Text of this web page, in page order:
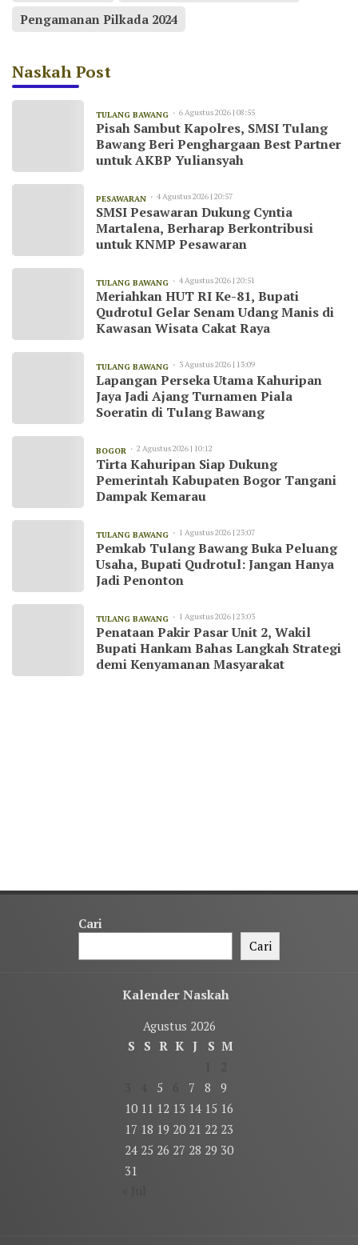
Pengamanan Pilkada 2024
Naskah Post
TULANG BAWANG 6 Agustus 2026 | 08:55
Pisah Sambut Kapolres, SMSI Tulang
Bawang Beri Penghargaan Best Partner
untuk AKBP Yuliansyah
PESAWARAN 4 Agustus 2026 | 20:57
SMSI Pesawaran Dukung Cyntia
Martalena, Berharap Berkontribusi
untuk KNMP Pesawaran
TULANG BAWANG 4 Agustus 2026 | 20:51
Meriahkan HUT RI Ke-81, Bupati
Qudrotul Gelar Senam Udang Manis di
Kawasan Wisata Cakat Raya
TULANG BAWANG 3 Agustus 2026 | 13:09
Lapangan Perseka Utama Kahuripan
Jaya Jadi Ajang Turnamen Piala
Soeratin di Tulang Bawang
BOGOR 2 Agustus 2026 | 10:12
Tirta Kahuripan Siap Dukung
Pemerintah Kabupaten Bogor Tangani
Dampak Kemarau
TULANG BAWANG 1 Agustus 2026 | 23:07
Pemkab Tulang Bawang Buka Peluang
Usaha, Bupati Qudrotul: Jangan Hanya
Jadi Penonton
TULANG BAWANG 1 Agustus 2026 | 23:03
Penataan Pakir Pasar Unit 2, Wakil
Bupati Hankam Bahas Langkah Strategi
demi Kenyamanan Masyarakat
Cari
Cari
Kalender Naskah
Agustus 2026
S
S R K J S M
5 7 8
9
10 11 12 13 14 15 16
17 18 19 20 21 22 23
24 25 26 27 28 29 30
31